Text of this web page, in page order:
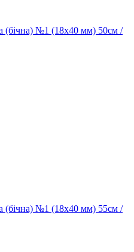
(бічна) №1 (18х40 мм) 50см /
(бічна) №1 (18х40 мм) 55см /